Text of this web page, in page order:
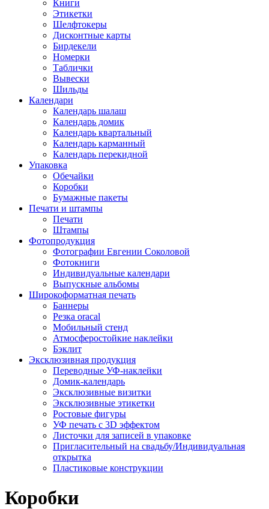
Книги
Этикетки
Шелфтокеры
Дисконтные карты
Бирдекели
Номерки
Таблички
Вывески
Шильды
Календари
Календарь шалаш
Календарь домик
Календарь квартальный
Календарь карманный
Календарь перекидной
Упаковка
Обечайки
Коробки
Бумажные пакеты
Печати и штампы
Печати
Штампы
Фотопродукция
Фотографии Евгении Соколовой
Фотокниги
Индивидуальные календари
Выпускные альбомы
Широкоформатная печать
Баннеры
Резка oracal
Мобильный стенд
Атмосферостойкие наклейки
Бэклит
Эксклюзивная продукция
Переводные УФ-наклейки
Домик-календарь
Эксклюзивные визитки
Эксклюзивные этикетки
Ростовые фигуры
УФ печать с 3D эффектом
Листочки для записей в упаковке
Пригласительный на свадьбу/Индивидуальная
открытка
Пластиковые конструкции
Коробки